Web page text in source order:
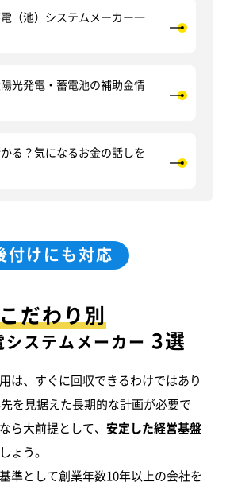
（池）システムメーカー一
陽光発電・蓄電池の補助金情
る？気になるお金の話しを
付けにも対応
こだわり別
ステムメーカー 3選
は、すぐに回収できるわけではあり
を見据えた長期的な計画が必要で
ら大前提として、安定した経営基盤
ょう。
準として創業年数10年以上の会社を